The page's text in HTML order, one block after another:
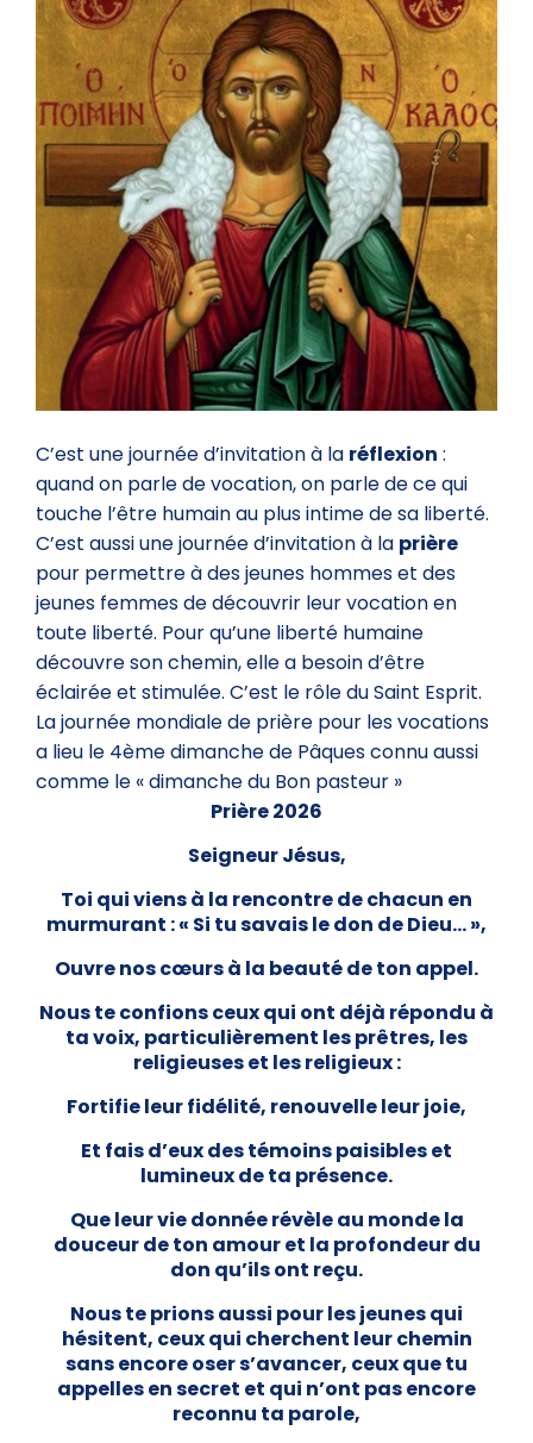
C’est une journée d’invitation à la réflexion :
quand on parle de vocation, on parle de ce qui
touche l’être humain au plus intime de sa liberté.
C’est aussi une journée d’invitation à la prière
pour permettre à des jeunes hommes et des
jeunes femmes de découvrir leur vocation en
toute liberté. Pour qu’une liberté humaine
découvre son chemin, elle a besoin d’être
éclairée et stimulée. C’est le rôle du Saint Esprit.
La journée mondiale de prière pour les vocations
a lieu le 4ème dimanche de Pâques connu aussi
comme le « dimanche du Bon pasteur »
Prière 2026
Seigneur Jésus,
Toi qui viens à la rencontre de chacun en
murmurant : « Si tu savais le don de Dieu… »,
Ouvre nos cœurs à la beauté de ton appel.
Nous te confions ceux qui ont déjà répondu à
ta voix, particulièrement les prêtres, les
religieuses et les religieux :
Fortifie leur fidélité, renouvelle leur joie,
Et fais d’eux des témoins paisibles et
lumineux de ta présence.
Que leur vie donnée révèle au monde la
douceur de ton amour et la profondeur du
don qu’ils ont reçu.
Nous te prions aussi pour les jeunes qui
hésitent, ceux qui cherchent leur chemin
sans encore oser s’avancer, ceux que tu
appelles en secret et qui n’ont pas encore
reconnu ta parole,